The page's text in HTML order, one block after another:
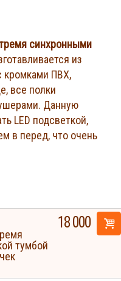
синхронными
из
кромками ПВХ,
все полки
Данную
LED подсветкой,
в перед, что очень
тумбой
18 000